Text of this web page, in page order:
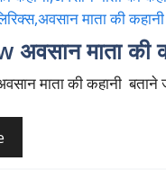
माता की
माता की कहानी बताने